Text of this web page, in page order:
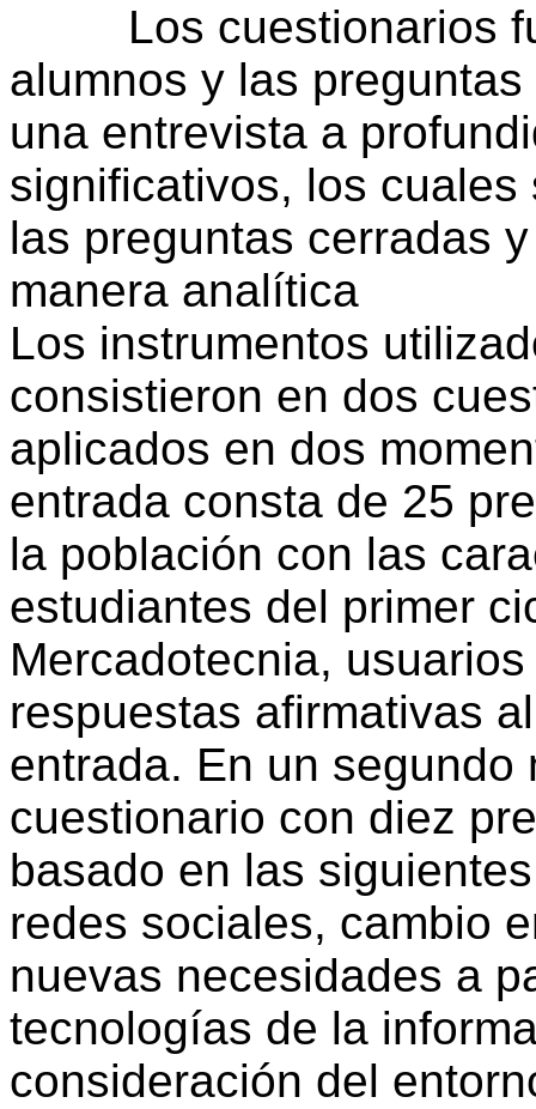
Los cuestionarios
alumnos y las
una entrevista a
significativos, los
las preguntas cerradas
manera analítica
Los instrumentos
consistieron en dos
aplicados en dos
entrada consta de 25
la población con las
estudiantes del primer
Mercadotecnia,
respuestas afirmativas
entrada. En un segundo
cuestionario con diez
basado en las
redes sociales, cambio
nuevas necesidades a
tecnologías de la
consideración del